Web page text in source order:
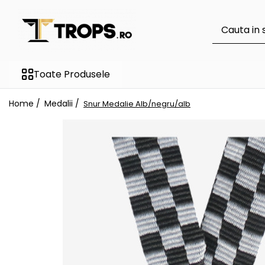
Toate Produsele
Arte Martiale
Atletism
Toate Produsele
Home / Medalii / Snur Medalie Alb/negru/alb